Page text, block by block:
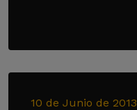
10 de Junio de 2013